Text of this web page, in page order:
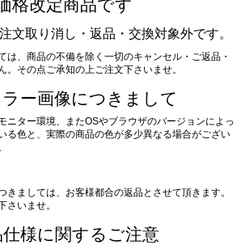
格改定商品です
文取り消し・返品・交換対象外です。
は、商品の不備を除く一切のキャンセル・ご返品・
。その点ご承知の上ご注文下さいませ。
ー画像につきまして
ニター環境、またOSやブラウザのバージョンによっ
る色と、実際の商品の色が多少異なる場合がござい
きましては、お客様都合の返品とさせて頂きます。
さいませ。
仕様に関するご注意